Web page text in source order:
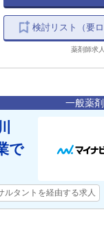
検討リスト（要ロ
薬剤師求
一般薬
で
ルタントを経由する求人